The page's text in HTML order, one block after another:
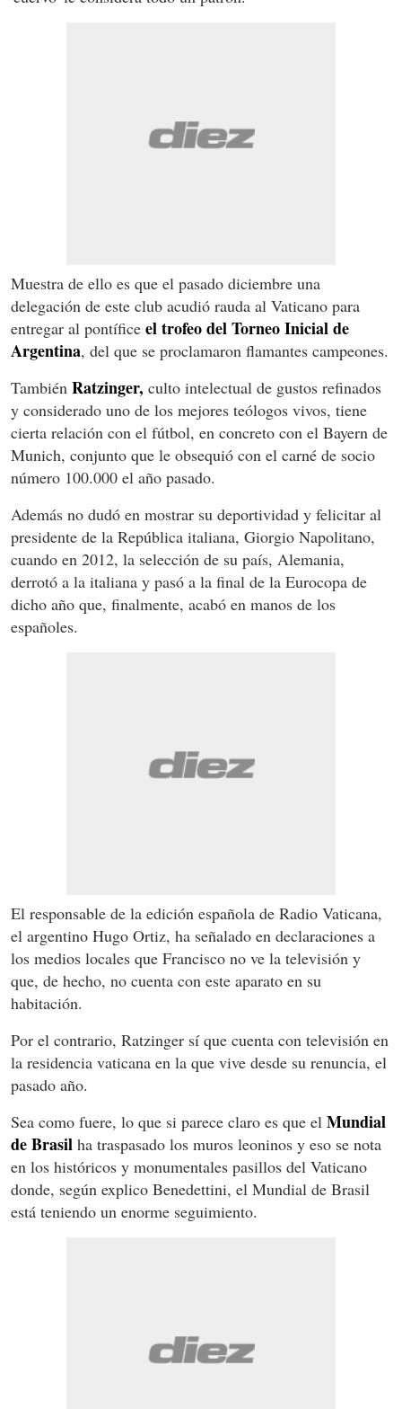
Muestra de ello es que el pasado diciembre una
delegación de este club acudió rauda al Vaticano para
entregar al pontífice el trofeo del Torneo Inicial de
Argentina, del que se proclamaron flamantes campeones.
También Ratzinger, culto intelectual de gustos refinados
y considerado uno de los mejores teólogos vivos, tiene
cierta relación con el fútbol, en concreto con el Bayern de
Munich, conjunto que le obsequió con el carné de socio
número 100.000 el año pasado.
Además no dudó en mostrar su deportividad y felicitar al
presidente de la República italiana, Giorgio Napolitano,
cuando en 2012, la selección de su país, Alemania,
derrotó a la italiana y pasó a la final de la Eurocopa de
dicho año que, finalmente, acabó en manos de los
españoles.
El responsable de la edición española de Radio Vaticana,
el argentino Hugo Ortiz, ha señalado en declaraciones a
los medios locales que Francisco no ve la televisión y
que, de hecho, no cuenta con este aparato en su
habitación.
Por el contrario, Ratzinger sí que cuenta con televisión en
la residencia vaticana en la que vive desde su renuncia, el
pasado año.
Sea como fuere, lo que si parece claro es que el Mundial
de Brasil ha traspasado los muros leoninos y eso se nota
en los históricos y monumentales pasillos del Vaticano
donde, según explico Benedettini, el Mundial de Brasil
está teniendo un enorme seguimiento.